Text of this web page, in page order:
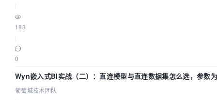
183
0
Wyn嵌入式BI实战（二）：直连模型与直连数据集怎么选，参数
葡萄城技术团队